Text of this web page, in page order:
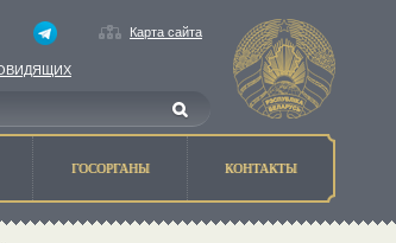
Карта сайта
ГОСОРГАНЫ КОНТАКТЫ